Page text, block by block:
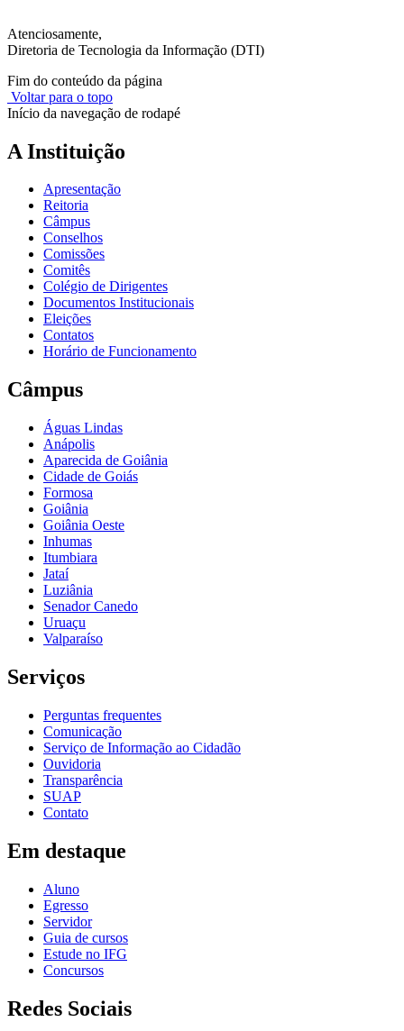
Atenciosamente,
Diretoria de Tecnologia da Informação (DTI)
Fim do conteúdo da página
Voltar para o topo
Início da navegação de rodapé
A Instituição
Apresentação
Reitoria
Câmpus
Conselhos
Comissões
Comitês
Colégio de Dirigentes
Documentos Institucionais
Eleições
Contatos
Horário de Funcionamento
Câmpus
Águas Lindas
Anápolis
Aparecida de Goiânia
Cidade de Goiás
Formosa
Goiânia
Goiânia Oeste
Inhumas
Itumbiara
Jataí
Luziânia
Senador Canedo
Uruaçu
Valparaíso
Serviços
Perguntas frequentes
Comunicação
Serviço de Informação ao Cidadão
Ouvidoria
Transparência
SUAP
Contato
Em destaque
Aluno
Egresso
Servidor
Guia de cursos
Estude no IFG
Concursos
Redes Sociais